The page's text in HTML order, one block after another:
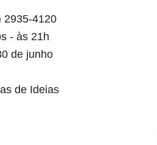
2935-4120
- às 21h
de junho
de Ideias